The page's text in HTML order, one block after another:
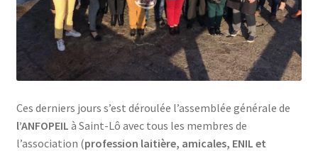
Les projets de l’Anfopeil
Mentions légales
Modalités
Ces derniers jours s’est déroulée l’assemblée générale de
l’ANFOPEIL à Saint-Lô avec tous les membres de
l’association (profession laitière, amicales, ENIL et